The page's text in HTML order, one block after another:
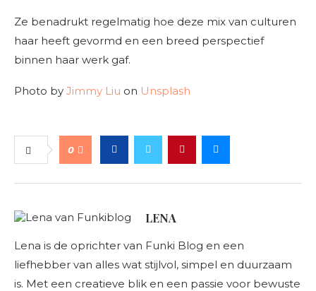
Ze benadrukt regelmatig hoe deze mix van culturen
haar heeft gevormd en een breed perspectief
binnen haar werk gaf.
Photo by Jimmy Liu on Unsplash
0
LENA
Lena is de oprichter van Funki Blog en een
liefhebber van alles wat stijlvol, simpel en duurzaam
is. Met een creatieve blik en een passie voor bewuste